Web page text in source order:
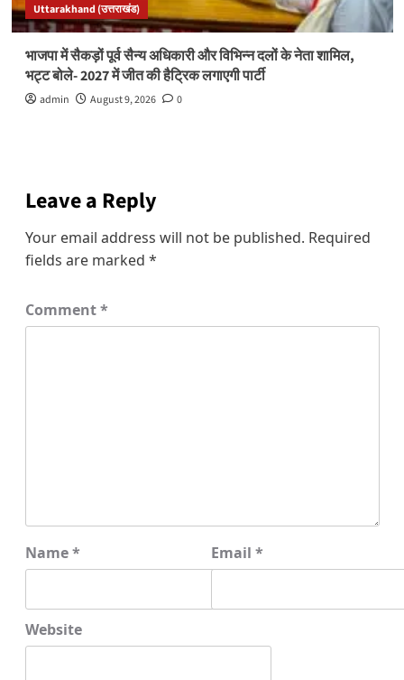
Uttarakhand (उत्तराखंड)
भाजपा में सैकड़ों पूर्व सैन्य अधिकारी और विभिन्न दलों के नेता शामिल,
भट्ट बोले- 2027 में जीत की हैट्रिक लगाएगी पार्टी
admin August 9, 2026 0
Leave a Reply
Your email address will not be published. Required
fields are marked *
Comment*
Name* Email *
Website